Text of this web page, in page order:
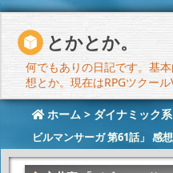
とかとか。
何でもありの日記です。基
想とか。現在はRPGツクール
ホーム > ダイナミック系
ビルマンサーガ 第61話」 感想